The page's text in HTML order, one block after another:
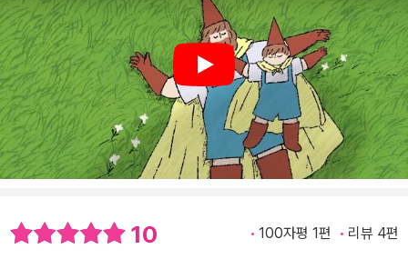
Play
10 100자평 1편 리뷰 4편